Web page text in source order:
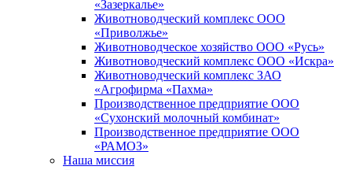
«Зазеркалье»
Животноводческий комплекс ООО
«Приволжье»
Животноводческое хозяйство ООО «Русь»
Животноводческий комплекс ООО «Искра»
Животноводческий комплекс ЗАО
«Агрофирма «Пахма»
Производственное предприятие ООО
«Сухонский молочный комбинат»
Производственное предприятие ООО
«РАМОЗ»
Наша миссия